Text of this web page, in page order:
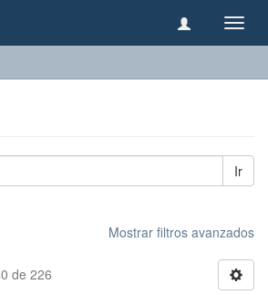
Ir
Mostrar filtros avanzados
de 226